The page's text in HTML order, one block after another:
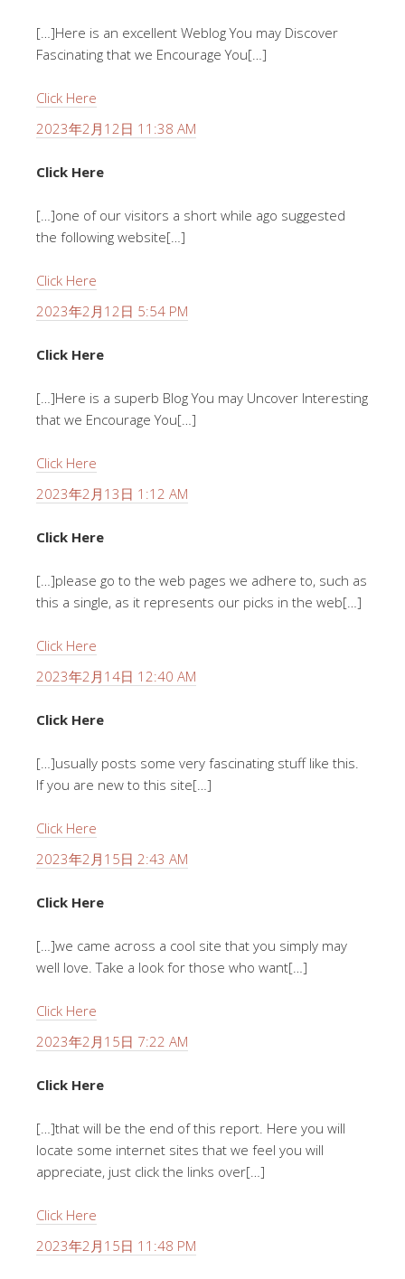
[…]Here is an excellent Weblog You may Discover
Fascinating that we Encourage You[…]
Click Here
2023年2月12日 11:38 AM
Click Here
[…]one of our visitors a short while ago suggested
the following website[…]
Click Here
2023年2月12日 5:54 PM
Click Here
[…]Here is a superb Blog You may Uncover Interesting
that we Encourage You[…]
Click Here
2023年2月13日 1:12 AM
Click Here
[…]please go to the web pages we adhere to, such as
this a single, as it represents our picks in the web[…]
Click Here
2023年2月14日 12:40 AM
Click Here
[…]usually posts some very fascinating stuff like this.
If you are new to this site[…]
Click Here
2023年2月15日 2:43 AM
Click Here
[…]we came across a cool site that you simply may
well love. Take a look for those who want[…]
Click Here
2023年2月15日 7:22 AM
Click Here
[…]that will be the end of this report. Here you will
locate some internet sites that we feel you will
appreciate, just click the links over[…]
Click Here
2023年2月15日 11:48 PM